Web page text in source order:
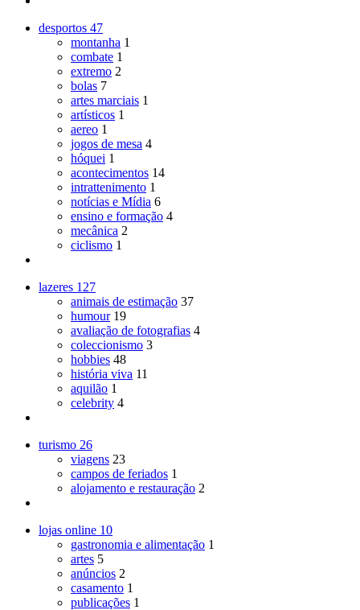
desportos 47
montanha 1
combate 1
extremo 2
bolas 7
artes marciais 1
artísticos 1
aereo 1
jogos de mesa 4
hóquei 1
acontecimentos 14
intrattenimento 1
notícias e Mídia 6
ensino e formação 4
mecânica 2
ciclismo 1
lazeres 127
animais de estimação 37
humour 19
avaliação de fotografias 4
coleccionismo 3
hobbies 48
história viva 11
aquilão 1
celebrity 4
turismo 26
viagens 23
campos de feriados 1
alojamento e restauração 2
lojas online 10
gastronomia e alimentação 1
artes 5
anúncios 2
casamento 1
publicações 1